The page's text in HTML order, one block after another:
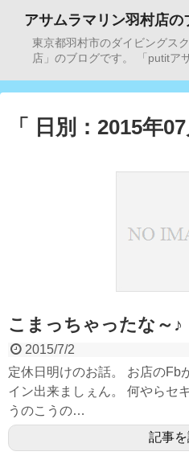
アサムラマリン羽村店の
東京都羽村市のダイビングス
店」のブログです。 「putitア
「 日別：2015年
こまっちゃったな～♪
2015/7/2
定休日明けのお話。 お店の
イン出来ましぇん。 何やらセ
うのこうの…
記事